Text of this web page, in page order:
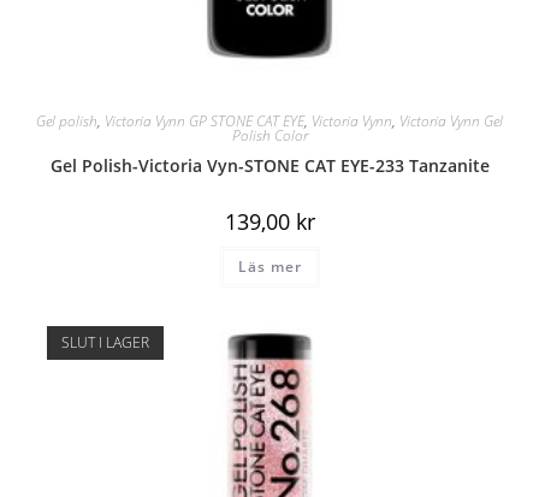
Gel polish, Victoria Vynn GP STONE CAT EYE, Victoria Vynn, Victoria Vynn Gel
Polish Color
Gel Polish-Victoria Vyn-STONE CAT EYE-233 Tanzanite
139,00 kr
Läs mer
SLUT I LAGER